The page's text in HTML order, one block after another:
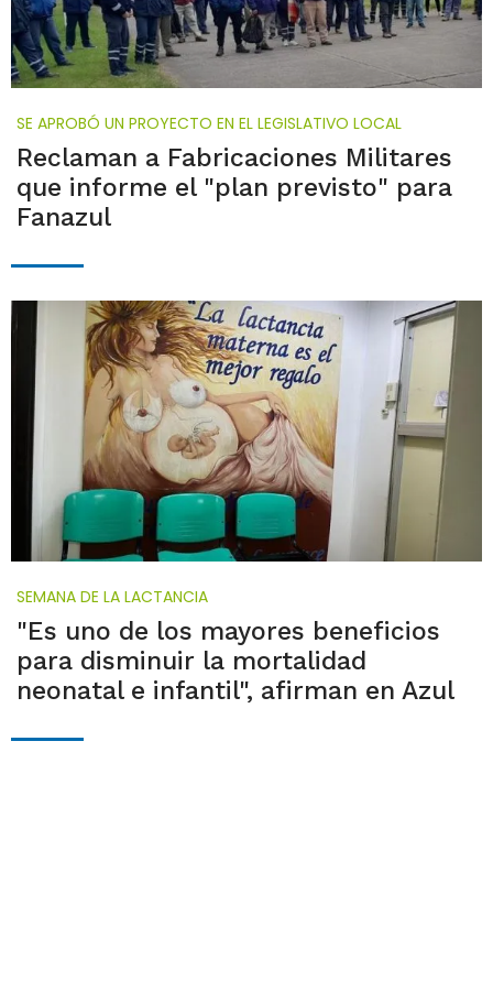
SE APROBÓ UN PROYECTO EN EL LEGISLATIVO LOCAL
Reclaman a Fabricaciones Militares
que informe el "plan previsto" para
Fanazul
SEMANA DE LA LACTANCIA
"Es uno de los mayores beneficios
para disminuir la mortalidad
neonatal e infantil", afirman en Azul